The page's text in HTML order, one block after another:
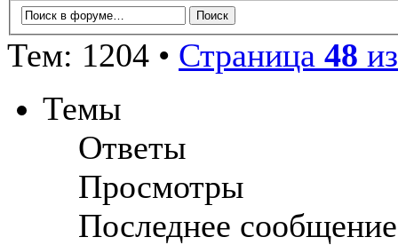
Тем: 1204 • Страница 48
Темы
Ответы
Просмотры
Последнее сообщение